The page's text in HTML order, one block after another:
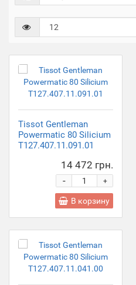
Tissot Gentleman
Powermatic 80 Silicium
T127.407.11.091.01
14 472 грн.
+
-
В корзину